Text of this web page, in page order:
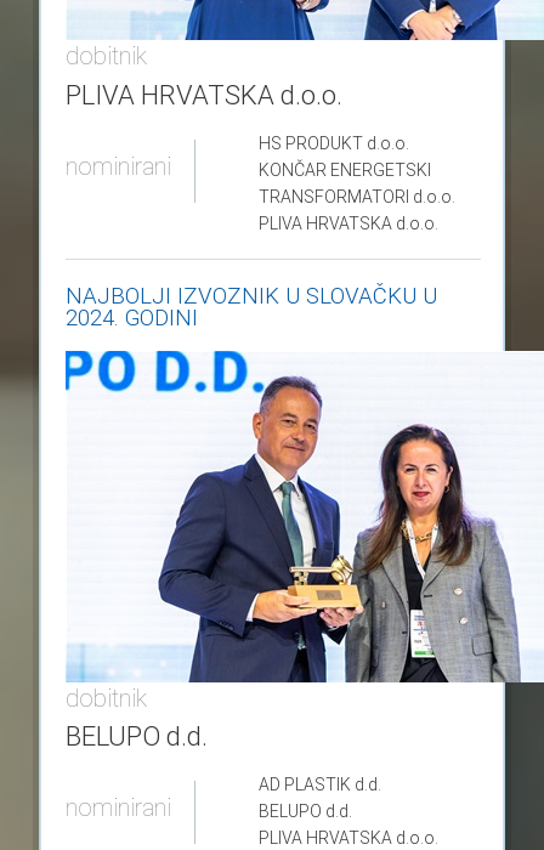
dobitnik
PLIVA HRVATSKA d.o.o.
nominirani
HS PRODUKT d.o.o.
KONČAR ENERGETSKI
TRANSFORMATORI d.o.o.
PLIVA HRVATSKA d.o.o.
NAJBOLJI IZVOZNIK U SLOVAČKU U
2024. GODINI
dobitnik
BELUPO d.d.
nominirani
AD PLASTIK d.d.
BELUPO d.d.
PLIVA HRVATSKA d.o.o.